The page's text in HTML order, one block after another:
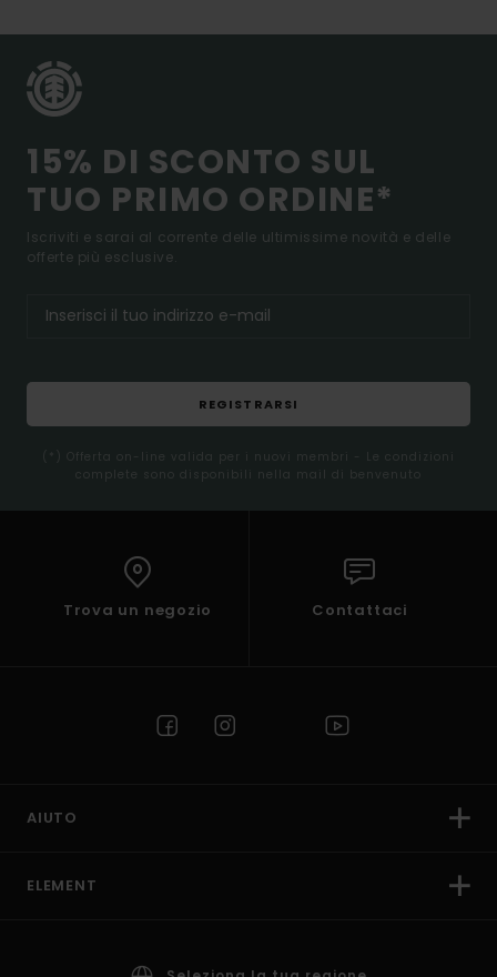
15% DI SCONTO SUL
TUO PRIMO ORDINE*
Iscriviti e sarai al corrente delle ultimissime novità e delle
offerte più esclusive.
REGISTRARSI
(*) Offerta on-line valida per i nuovi membri - Le condizioni
complete sono disponibili nella mail di benvenuto
Trova un negozio Contattaci
AIUTO
ELEMENT